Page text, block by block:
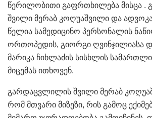
წერილობითი გაფრთხილება მისცა .
შვილი მერაბ კოღუაშვილი და
წელია სამედიცინო პერსონალის
ორთოპედის, გიორგი ღვინჯილიასა და
მარიკა ჩიხლაძის სისხლის
მიცემას ითხოვენ.
გარდაცვლილის შვილი მერაბ
რომ მთვარი მიზეზი, რის გამოც